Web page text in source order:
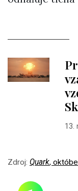
13.
Zdroj: Quark,